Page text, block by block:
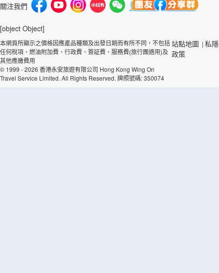
關注我們
[object Object]
本網頁所顯示之價格因應產品種類及出發日期而有所不同，不包括
任何稅項、燃油附加費、行政費、簽証費、服務費(旅行團適用)及
其他應繳費用
© 1999 - 2026 香港永安旅遊有限公司 Hong Kong Wing On
Travel Service Limited. All Rights Reserved. 牌照號碼: 350074
站點地圖 | 私隱
政策